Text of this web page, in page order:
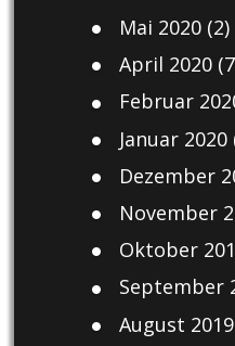
Mai 2020(2)
April 2020
Februar
Januar 2020
Dezember
November
Oktober
September
August 2019